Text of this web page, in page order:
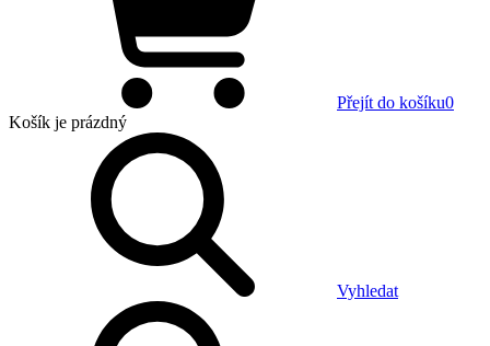
Přejít do košíku0
Košík je prázdný
Vyhledat